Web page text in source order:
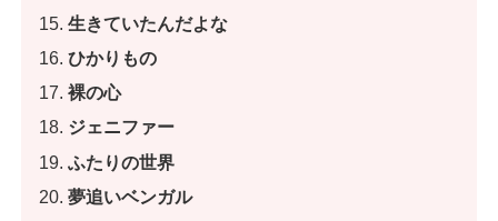
生きていたんだよな
ひかりもの
裸の心
ジェニファー
ふたりの世界
夢追いベンガル